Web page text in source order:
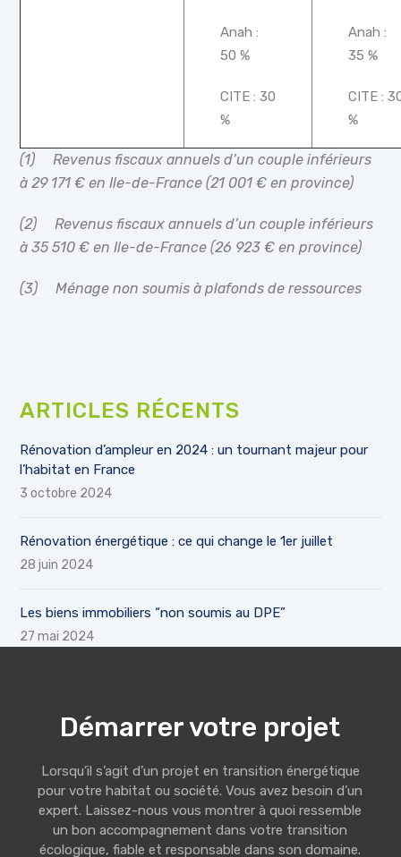
Anah :
50 %
CITE : 30
%
Anah :
35 %
CITE :
%
(1)Revenus fiscaux annuels d’un couple inférieurs
à 29 171 € en Ile-de-France (21 001 € en province)
(2)Revenus fiscaux annuels d’un couple inférieurs
à 35 510 € en Ile-de-France (26 923 € en province)
(3)Ménage non soumis à plafonds de ressources
ARTICLES RÉCENTS
Rénovation d’ampleur en 2024 : un tournant majeur pour
l’habitat en France
3 octobre 2024
Rénovation énergétique : ce qui change le 1er juillet
28 juin 2024
Les biens immobiliers “non soumis au DPE”
27 mai 2024
Démarrer votre projet
Lorsqu’il s’agit d’un projet en transition énergétique
pour votre habitat ou société. Vous avez besoin d’un
expert. Laissez-nous vous montrer à quoi ressemble
un bon accompagnement dans votre transition
écologique, fiable et responsable dans son domaine.